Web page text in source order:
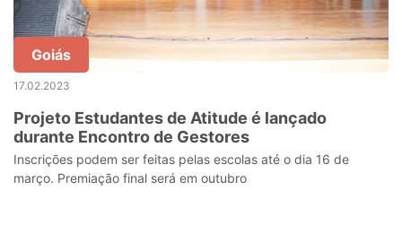
Goiás
17.02.2023
Projeto Estudantes de Atitude é lançado
durante Encontro de Gestores
Inscrições podem ser feitas pelas escolas até o dia 16 de
março. Premiação final será em outubro